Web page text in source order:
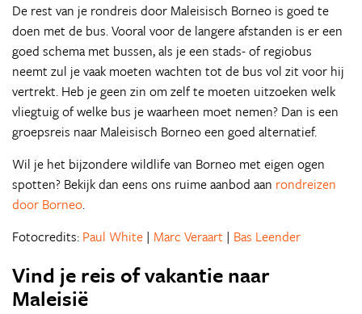
De rest van je rondreis door Maleisisch Borneo is goed te
doen met de bus. Vooral voor de langere afstanden is er een
goed schema met bussen, als je een stads- of regiobus
neemt zul je vaak moeten wachten tot de bus vol zit voor hij
vertrekt. Heb je geen zin om zelf te moeten uitzoeken welk
vliegtuig of welke bus je waarheen moet nemen? Dan is een
groepsreis naar Maleisisch Borneo een goed alternatief.
Wil je het bijzondere wildlife van Borneo met eigen ogen
spotten? Bekijk dan eens ons ruime aanbod aan rondreizen
door Borneo.
Fotocredits: Paul White | Marc Veraart | Bas Leender
Vind je reis of vakantie naar
Maleisië